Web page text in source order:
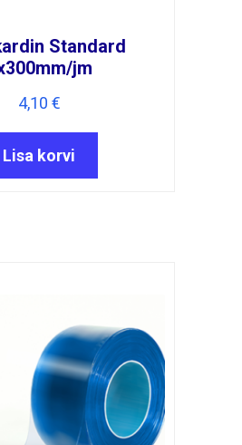
Standard
jm
4,10 €
Lisa korvi